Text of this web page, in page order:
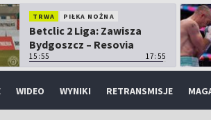
TRWA PIŁKA NOŻNA
Betclic 2 Liga: Zawisza
Bydgoszcz – Resovia
15:55 17:55
WIDEO WYNIKI RETRANSMISJE